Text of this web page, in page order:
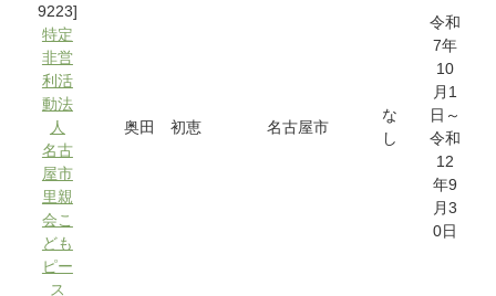
9223]
特定
非営
利活
動法
人
名古
屋市
里親
会こ
ども
ピー
ス
奥田 初恵 名古屋市
な
し
令和
7年
10
月1
日～
令和
12
年9
月3
0日